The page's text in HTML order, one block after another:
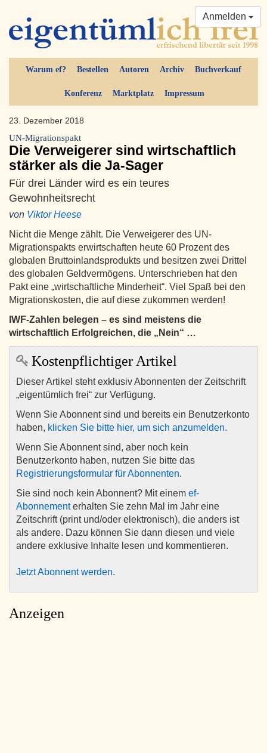
Warum ef? Bestellen Autoren Archiv Buchverkauf
Konferenz Marktplatz Impressum
Anmelden
23. Dezember 2018
UN-Migrationspakt
Die Verweigerer sind wirtschaftlich
stärker als die Ja-Sager
Für drei Länder wird es ein teures
Gewohnheitsrecht
von Viktor Heese
Nicht die Menge zählt. Die Verweigerer des UN-
Migrationspakts erwirtschaften heute 60 Prozent des
globalen Bruttoinlandsprodukts und besitzen zwei Drittel
des globalen Geldvermögens. Unterschrieben hat den
Pakt eine „wirtschaftliche Minderheit“. Viel Spaß bei den
Migrationskosten, die auf diese zukommen werden!
IWF-Zahlen belegen – es sind meistens die
wirtschaftlich Erfolgreichen, die „Nein“ …
Kostenpflichtiger Artikel
Dieser Artikel steht exklusiv Abonnenten der Zeitschrift
„eigentümlich frei“ zur Verfügung.
Wenn Sie Abonnent sind und bereits ein Benutzerkonto
haben, klicken Sie bitte hier, um sich anzumelden.
Wenn Sie Abonnent sind, aber noch kein
Benutzerkonto haben, nutzen Sie bitte das
Registrierungsformular für Abonnenten.
Sie sind noch kein Abonnent? Mit einem ef-
Abonnementerhalten Sie zehn Mal im Jahr eine
Zeitschrift (print und/oder elektronisch), die anders ist
als andere. Dazu können Sie dann diesen und viele
andere exklusive Inhalte lesen und kommentieren.
Jetzt Abonnent werden.
Anzeigen